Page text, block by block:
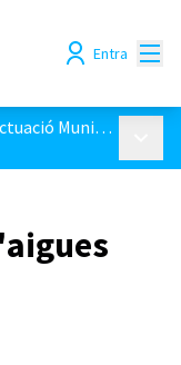
Entra
Agenda Urbana Esplugues 2030 i Pla d'Actuació Municipal 2023-2027